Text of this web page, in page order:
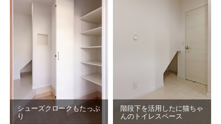
シューズクロークもたっぷ
り
階段下を活用したに猫ちゃ
んのトイレスペース